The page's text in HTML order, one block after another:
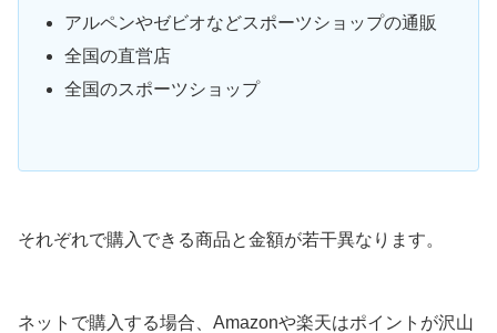
アルペンやゼビオなどスポーツショップの通販
全国の直営店
全国のスポーツショップ
それぞれで購入できる商品と金額が若干異なります。
ネットで購入する場合、Amazonや楽天はポイントが沢山